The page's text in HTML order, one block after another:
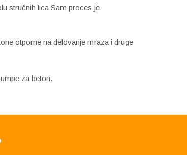
stručnih lica Sam proces je
otporne na delovanje mraza i druge
za beton.